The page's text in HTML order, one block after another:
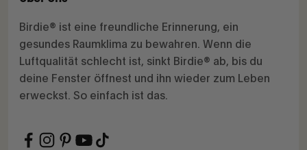
Birdie® ist eine freundliche Erinnerung, ein
gesundes Raumklima zu bewahren. Wenn die
Luftqualität schlecht ist, sinkt Birdie® ab, bis du
deine Fenster öffnest und ihn wieder zum Leben
erweckst. So einfach ist das.